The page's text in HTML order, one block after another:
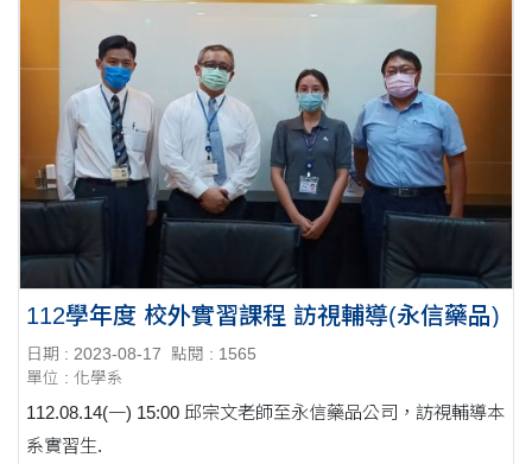
112學年度 校外實習課程 訪視輔導(永信藥品)
日期 : 2023-08-17
點閱 : 1565
單位 : 化學系
112.08.14(一) 15:00 邱宗文老師至永信藥品公司，訪視輔導本
系實習生.